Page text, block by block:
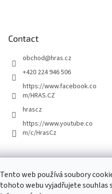
Tento web používá soubory
tohoto webu vyjadřujete souhlas
Contact
obchod@hras.cz
+420 224 946 506
https://www.facebook.co
m/HRAS.CZ
hrascz
https://www.youtube.co
m/c/HrasCz